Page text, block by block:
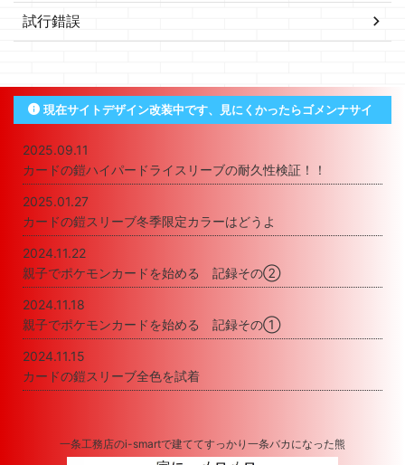
試行錯誤
現在サイトデザイン改装中です、見にくかったらゴメンナサイ
2025.09.11
カードの鎧ハイパードライスリーブの耐久性検証！！
2025.01.27
カードの鎧スリーブ冬季限定カラーはどうよ
2024.11.22
親子でポケモンカードを始める 記録その②
2024.11.18
親子でポケモンカードを始める 記録その①
2024.11.15
カードの鎧スリーブ全色を試着
一条工務店のi-smartで建ててすっかり一条バカになった熊